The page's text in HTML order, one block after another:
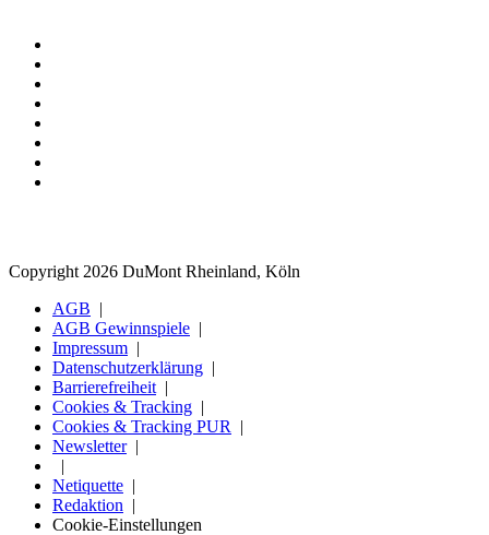
Copyright 2026 DuMont Rheinland, Köln
AGB
AGB Gewinnspiele
Impressum
Datenschutzerklärung
Barrierefreiheit
Cookies & Tracking
Cookies & Tracking PUR
Newsletter
Netiquette
Redaktion
Cookie-Einstellungen